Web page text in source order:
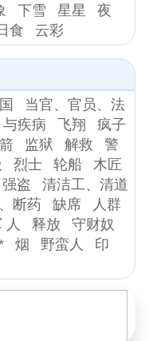
下雪 星星
夜
食 云彩
当官、官员、法
疾病 飞翔
疯子
监狱 解救
警
烈士 轮船
木匠
强盗
清洁工、清道
断药 缺席
人群
人 释放
守财奴
烟 野蛮人
印